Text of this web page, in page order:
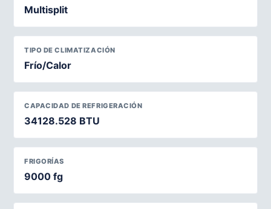
Multisplit
TIPO DE CLIMATIZACIÓN
Frío/Calor
CAPACIDAD DE REFRIGERACIÓN
34128.528 BTU
FRIGORÍAS
9000 fg